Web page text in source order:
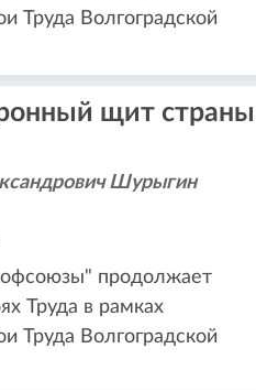
Труда Волгоградской
щит страны
Шурыгин
продолжает
Труда в рамках
Труда Волгоградской